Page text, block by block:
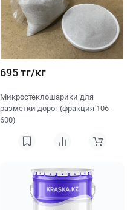
695 тг/кг
Микростеклошарики для
разметки дорог (фракция 106-
600)